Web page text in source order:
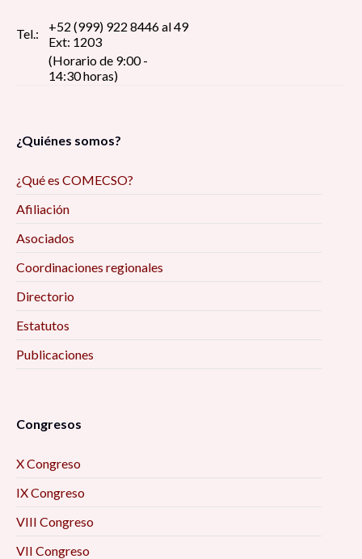
Tel.:
+52 (999) 922 8446 al 49
Ext: 1203
(Horario de 9:00 -
14:30 horas)
¿Quiénes somos?
¿Qué es COMECSO?
Afiliación
Asociados
Coordinaciones regionales
Directorio
Estatutos
Publicaciones
Congresos
X Congreso
IX Congreso
VIII Congreso
VII Congreso